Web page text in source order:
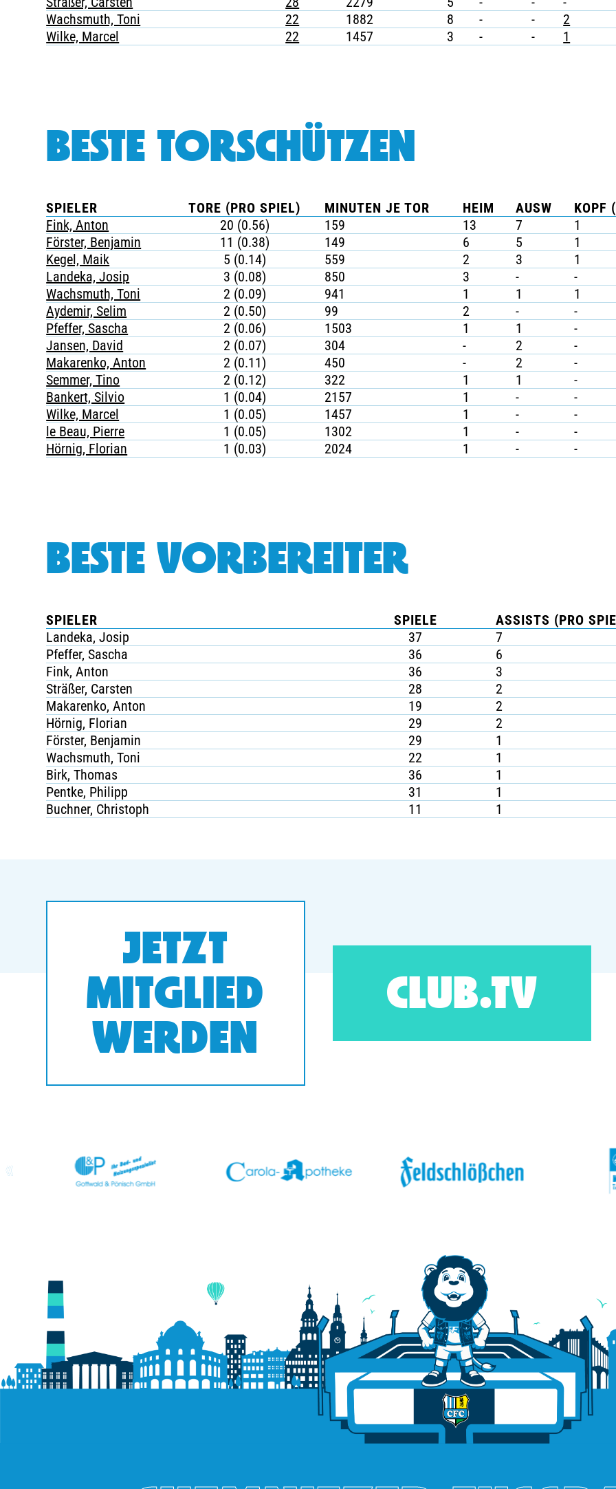
Wachsmuth, Toni
22 1882 8 - -
2
Wilke, Marcel
22 1457 3 - - 1
BESTE TORSCHÜTZEN
SPIELER TORE (PRO SPIEL) MINUTEN JE TOR HEIM AUSW
KOPF
Fink, Anton
20 (0.56) 159 13 7
1
Förster, Benjamin
11 (0.38) 149 6 5
1
Kegel, Maik
5 (0.14) 559 2 3
1
Landeka, Josip
3 (0.08) 850 3 -
-
Wachsmuth, Toni
2 (0.09) 941 1 1
1
Aydemir, Selim
2 (0.50) 99 2 -
-
Pfeffer, Sascha
2 (0.06) 1503 1 1
-
Jansen, David
2 (0.07) 304 - 2
-
Makarenko, Anton
2 (0.11) 450 - 2
-
Semmer, Tino
2 (0.12) 322 1 1
-
Bankert, Silvio
1 (0.04) 2157 1 -
-
Wilke, Marcel
1 (0.05) 1457 1 -
-
le Beau, Pierre
1 (0.05) 1302 1 -
-
Hörnig, Florian
1 (0.03) 2024 1 - -
BESTE VORBEREITER
SPIELER SPIELE
ASSISTS (PRO
Landeka, Josip
37
7
Pfeffer, Sascha
36
6
Fink, Anton
36
3
Sträßer, Carsten
28
2
Makarenko, Anton
19
2
Hörnig, Florian
29
2
Förster, Benjamin
29
1
Wachsmuth, Toni
22
1
Birk, Thomas
36
1
Pentke, Philipp
31
1
Buchner, Christoph
11 1
JETZT
MITGLIED
WERDEN
CLUB.TV
prev